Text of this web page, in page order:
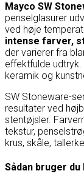
Mayco SW
penselglasurer
ved høje
intense farver,
der varierer fra
effektfulde udtryk.
keramik og
SW Stoneware-
resultater ved
stentøjsler.
tekstur,
krus, skåle,
Sådan bruger